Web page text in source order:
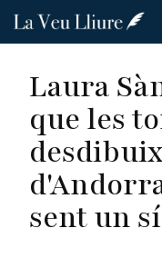
Vés
Laura
que les
sent un